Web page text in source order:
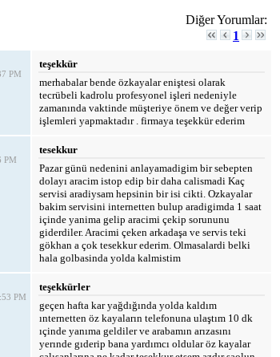
Diğer Yorumlar:
1
PM
teşekkür
merhabalar bende özkayalar eniştesi olarak
tecrübeli kadrolu profesyonel işleri nedeniyle
zamanında vaktinde müşteriye önem ve değer verip
işlemleri yapmaktadır . firmaya teşekkür ederim
PM
tesekkur
Pazar günü nedenini anlayamadigim bir sebepten
dolayı aracim istop edip bir daha calismadi Kaç
servisi aradiysam hepsinin bir isi cikti. Ozkayalar
bakim servisini internetten bulup aradigimda 1 saat
içinde yanima gelip aracimi çekip sorununu
giderdiler. Aracimi çeken arkadaşa ve servis teki
gökhan a çok tesekkur ederim. Olmasalardi belki
hala golbasinda yolda kalmistim
PM
teşekkürler
geçen hafta kar yağdığında yolda kaldım
ınternetten öz kayaların telefonuna ulaştım 10 dk
ıçinde yanıma geldiler ve arabamın arızasını
yerınde gıderip bana yardımcı oldular öz kayalar